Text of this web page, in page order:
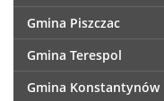
Gmina Piszczac
Gmina Terespol
Gmina Konstantynów